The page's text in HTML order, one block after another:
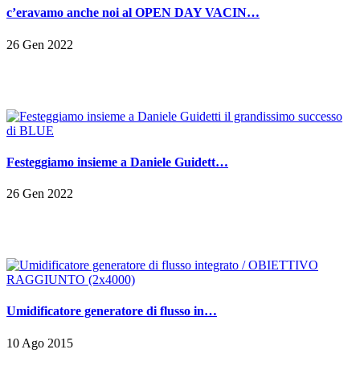
c’eravamo anche noi al OPEN DAY VACIN…
26 Gen 2022
Festeggiamo insieme a Daniele Guidett…
26 Gen 2022
Umidificatore generatore di flusso in…
10 Ago 2015